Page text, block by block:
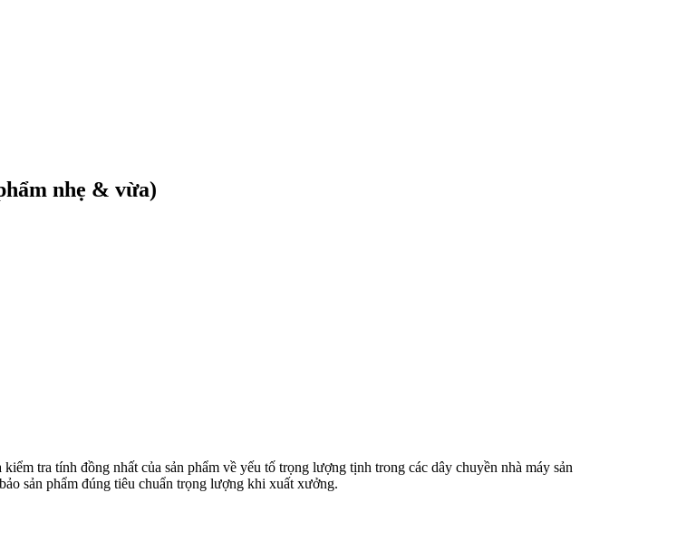
nhẹ & vừa)
tra tính đồng nhất của sản phẩm về yếu tố trọng lượng tịnh trong các dây chuyền nhà máy sản
sản phẩm đúng tiêu chuẩn trọng lượng khi xuất xưởng.